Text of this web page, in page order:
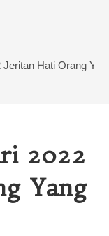
Hati Orang
2022
Yang